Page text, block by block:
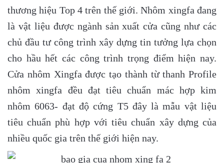
thương hiệu Top 4 trên thế giới. Nhôm xingfa đang
là vật liệu được ngành sản xuất cửa cũng như các
chủ đầu tư công trình xây dựng tin tưởng lựa chọn
cho hầu hết các công trình trọng điểm hiện nay.
Cửa nhôm Xingfa được tạo thành từ thanh Profile
nhôm xingfa đều đạt tiêu chuẩn mác hợp kim
nhôm 6063- đạt độ cứng T5 đây là mẫu vật liệu
tiêu chuẩn phù hợp với tiêu chuẩn xây dựng của
nhiều quốc gia trên thế giới hiện nay.